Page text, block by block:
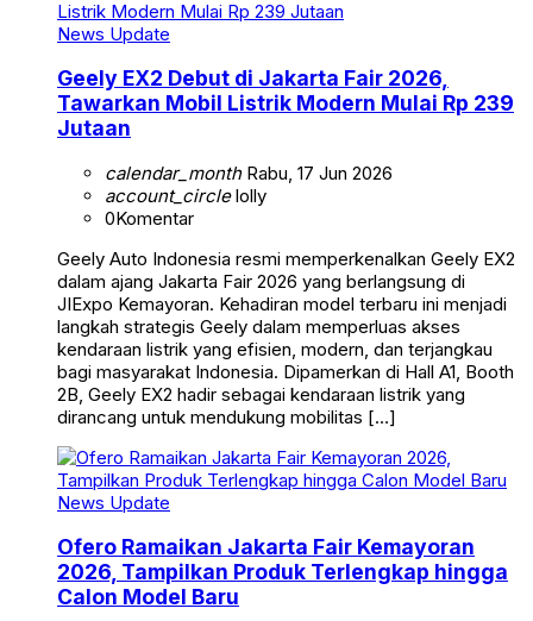
News Update
Geely EX2 Debut di Jakarta Fair 2026,
Tawarkan Mobil Listrik Modern Mulai Rp 239
Jutaan
calendar_monthRabu, 17 Jun 2026
account_circlelolly
0Komentar
Geely Auto Indonesia resmi memperkenalkan Geely EX2
dalam ajang Jakarta Fair 2026 yang berlangsung di
JIExpo Kemayoran. Kehadiran model terbaru ini menjadi
langkah strategis Geely dalam memperluas akses
kendaraan listrik yang efisien, modern, dan terjangkau
bagi masyarakat Indonesia. Dipamerkan di Hall A1, Booth
2B, Geely EX2 hadir sebagai kendaraan listrik yang
dirancang untuk mendukung mobilitas […]
News Update
Ofero Ramaikan Jakarta Fair Kemayoran
2026, Tampilkan Produk Terlengkap hingga
Calon Model Baru